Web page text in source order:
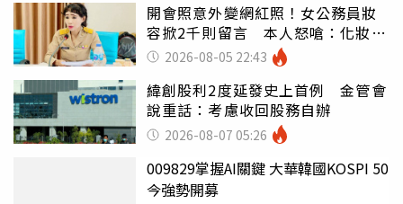
開會照意外變網紅照！女公務員妝
容掀2千則留言 本人怒嗆：化妝有
錯嗎2026-08-05 22:43
緯創股利2度延發史上首例 金管會
說重話：考慮收回股務自辦
2026-08-07 05:26
009829掌握AI關鍵 大華韓國KOSPI 50
今強勢開募